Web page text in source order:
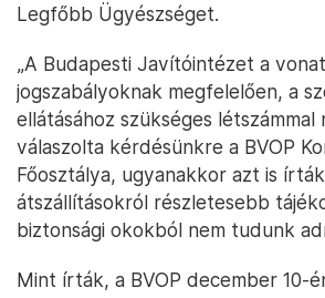
Legfőbb Ügyészséget.
„A Budapesti Javítóintézet a
jogszabályoknak megfelelően, a
ellátásához szükséges létszámmal
válaszolta kérdésünkre a BVOP
Főosztálya, ugyanakkor azt is
átszállításokról részletesebb
biztonsági okokból nem tudunk
Mint írták, a BVOP december 10-